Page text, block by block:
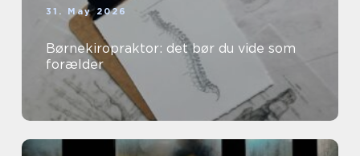
31. May 2026
Børnekiropraktor: det bør du vide som
forælder